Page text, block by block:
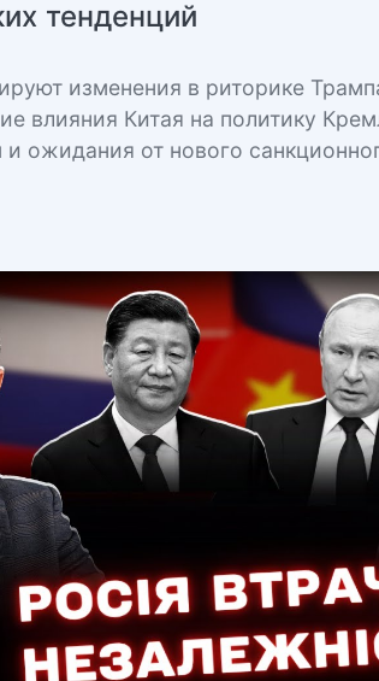
тенденций
изменения в риторике
влияния Китая на политику
ожидания от нового